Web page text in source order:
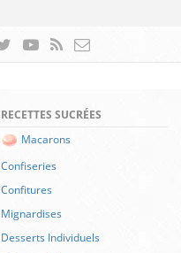
RECETTES SUCRÉES
Macarons
Confiseries
Confitures
Mignardises
Desserts Individuels